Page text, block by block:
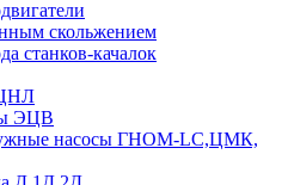
скольжением
станков-качалок
ЭЦВ
насосы ГНОМ-LC,ЦМК,